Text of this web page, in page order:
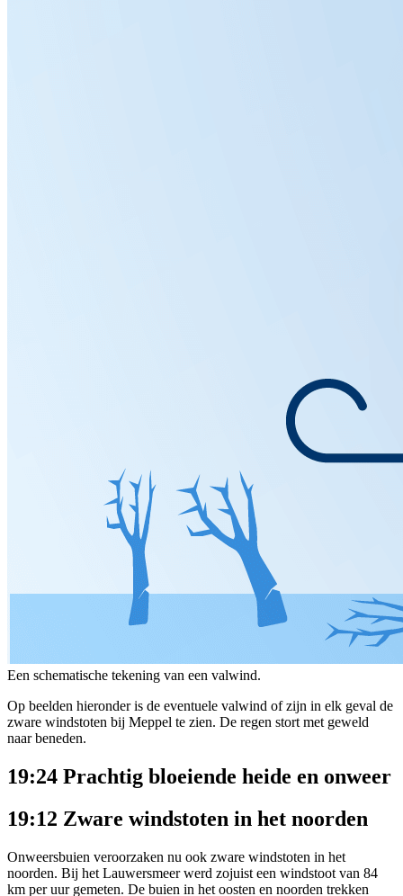
Een schematische tekening van een valwind.
Op beelden hieronder is de eventuele valwind of zijn in elk geval de
zware windstoten bij Meppel te zien. De regen stort met geweld
naar beneden.
19:24 Prachtig bloeiende heide en onweer
19:12 Zware windstoten in het noorden
Onweersbuien veroorzaken nu ook zware windstoten in het
noorden. Bij het Lauwersmeer werd zojuist een windstoot van 84
km per uur gemeten. De buien in het oosten en noorden trekken